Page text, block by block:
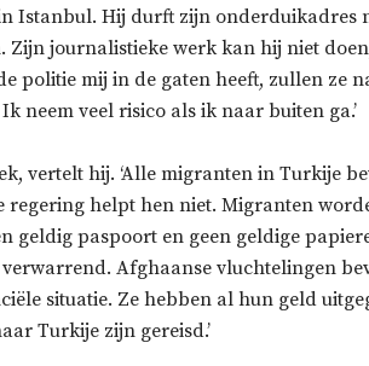
Istanbul. Hij durft zijn onderduikadres
Zijn journalistieke werk kan hij niet
politie mij in de gaten heeft, zullen ze
neem veel risico als ik naar buiten ga.’
vertelt hij. ‘Alle migranten in Turkije
regering helpt hen niet. Migranten
geldig paspoort en geen geldige
Afghaanse vluchtelingen
situatie. Ze hebben al hun geld
Turkije zijn gereisd.’